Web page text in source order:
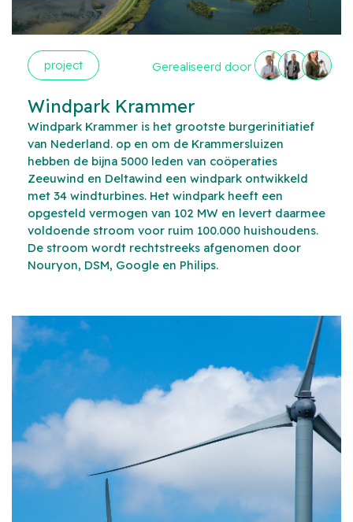
project Gerealiseerd door
Windpark Krammer
Windpark Krammer is het grootste burgerinitiatief
van Nederland. op en om de Krammersluizen
hebben de bijna 5000 leden van coöperaties
Zeeuwind en Deltawind een windpark ontwikkeld
met 34 windturbines. Het windpark heeft een
opgesteld vermogen van 102 MW en levert daarmee
voldoende stroom voor ruim 100.000 huishoudens.
De stroom wordt rechtstreeks afgenomen door
Nouryon, DSM, Google en Philips.